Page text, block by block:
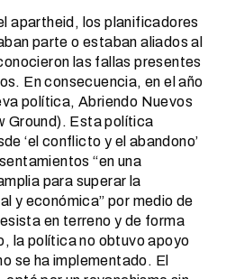
apartheid, los planificadores
parte o estaban aliados al
las fallas presentes
En consecuencia, en el año
política, Abriendo Nuevos
Ground). Esta política
‘el conflicto y el abandono’
“en una
para superar la
y económica” por medio de
en terreno y de forma
la política no obtuvo apoyo
se ha implementado. El